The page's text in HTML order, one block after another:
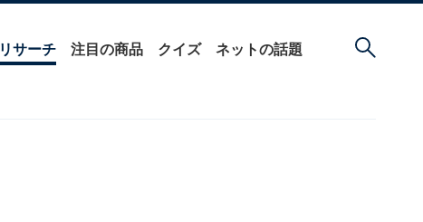
リサーチ 注目の商品 クイズ ネットの話題